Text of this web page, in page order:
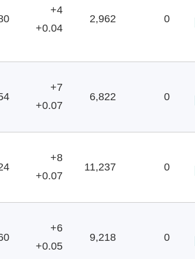
+4
+0.04
2,962 0
+7
+0.07
6,822 0
+8
+0.07
11,237 0
+6
+0.05
9,218 0